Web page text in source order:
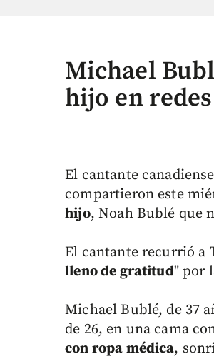
Michael
hijo en
El cantante canadiense
compartieron este
hijo, Noah Bublé que
El cantante recurrió a
lleno de gratitud" por
Michael Bublé, de 37
de 26, en una cama
con ropa médica,